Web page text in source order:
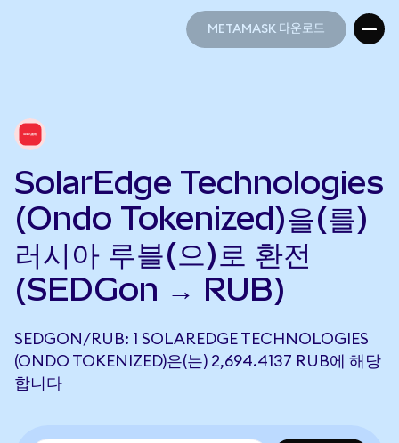
METAMASK 다운로드
SolarEdge Technologies
(Ondo Tokenized)을(를)
러시아 루블(으)로 환전
(SEDGon → RUB)
SEDGON/RUB: 1 SOLAREDGE TECHNOLOGIES
(ONDO TOKENIZED)은(는) 2,694.4137 RUB에 해당
합니다